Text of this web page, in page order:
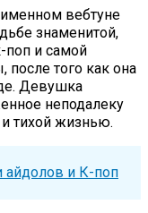
вебтуне
знаменитой,
и самой
после того как она
Девушка
неподалеку
и тихой жизнью.
айдолов и К-поп